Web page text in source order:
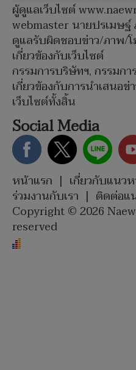
ผู้ดูแลเว็บไซต์
webmaster นายปรเมษฐ์
ดูแลรับผิดชอบข่าว/ภาพ/
เกี่ยวข้องกับเว็บไซต์
กรรมการบริษัทฯ, กรรมก
เกี่ยวข้องกับการนำเสนอ
เว็บไซต์ทั้งสิ้น
Social Media
หน้าแรก | เกี่ยวกับแนว
ร่วมงานกับเรา | ติดต่อแ
Copyright © 2026
reserved